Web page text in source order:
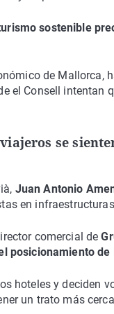
sostenible
de Mallorca,
el Consell intentan
se
Juan Antonio
en
comercial de
posicionamiento
hoteles y deciden
un trato más